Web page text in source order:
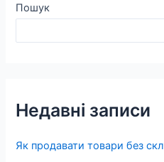
Пошук
Недавні записи
Як продавати товари без